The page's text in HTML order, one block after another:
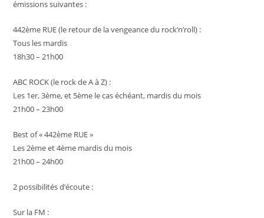
émissions suivantes :
442ème RUE (le retour de la vengeance du rock’n’roll) :
Tous les mardis
18h30 – 21h00
ABC ROCK (le rock de A à Z) :
Les 1er, 3ème, et 5ème le cas échéant, mardis du mois
21h00 – 23h00
Best of « 442ème RUE »
Les 2ème et 4ème mardis du mois
21h00 – 24h00
2 possibilités d’écoute :
Sur la FM :